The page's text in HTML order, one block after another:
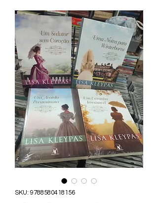
SKU: 9788580418156